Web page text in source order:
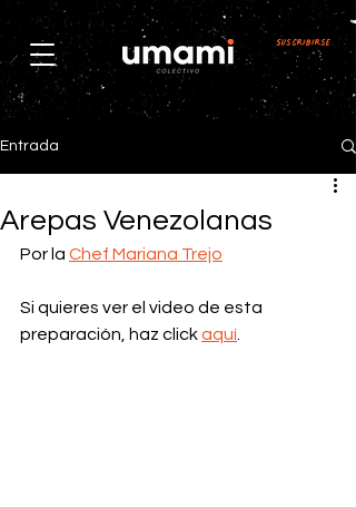
Suscribirse
Entrada
Arepas Venezolanas
Por la Chef Mariana Trejo
Si quieres ver el video de esta
preparación, haz click aquí